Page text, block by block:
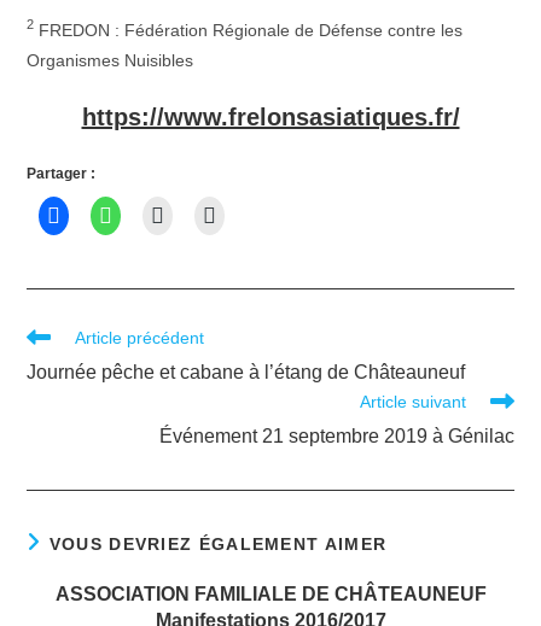
2 FREDON : Fédération Régionale de Défense contre les
Organismes Nuisibles
https://www.frelonsasiatiques.fr/
Partager :
Article précédent
Journée pêche et cabane à l’étang de Châteauneuf
Article suivant
Événement 21 septembre 2019 à Génilac
VOUS DEVRIEZ ÉGALEMENT AIMER
ASSOCIATION FAMILIALE DE CHÂTEAUNEUF
Manifestations 2016/2017